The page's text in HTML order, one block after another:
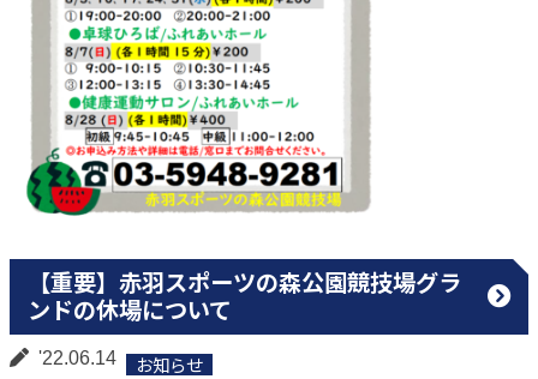
【重要】赤羽スポーツの森公園競技場グラ
ンドの休場について
'22.06.14 お知らせ